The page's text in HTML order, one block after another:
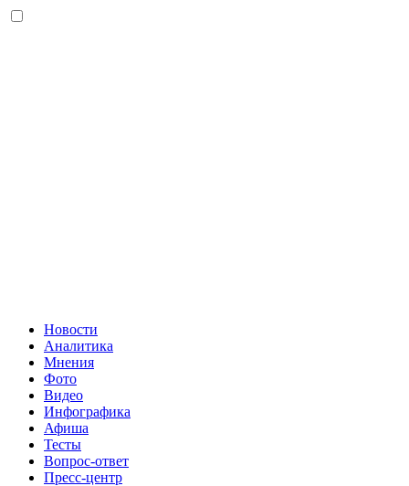
Новости
Аналитика
Мнения
Фото
Видео
Инфографика
Афиша
Тесты
Вопрос-ответ
Пресс-центр